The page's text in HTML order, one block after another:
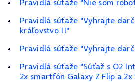
Pravidlá súťaže "Nie som
Pravidlá súťaže "Vyhrajte
kráľovstvo II"
Pravidlá súťaže "Vyhrajte
Pravidlá súťaže "Súťaž s O2
2x smartfón Galaxy Z Flip a 2x